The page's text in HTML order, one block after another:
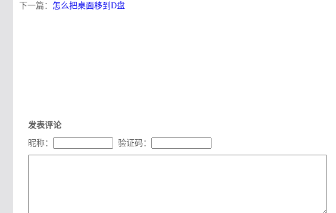
下一篇： 怎么把桌面移到D盘
发表评论
昵称：
验证码：